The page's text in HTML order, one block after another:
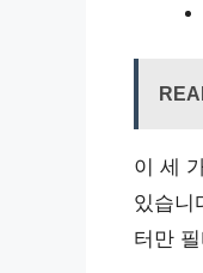
이 세
있습니
터만